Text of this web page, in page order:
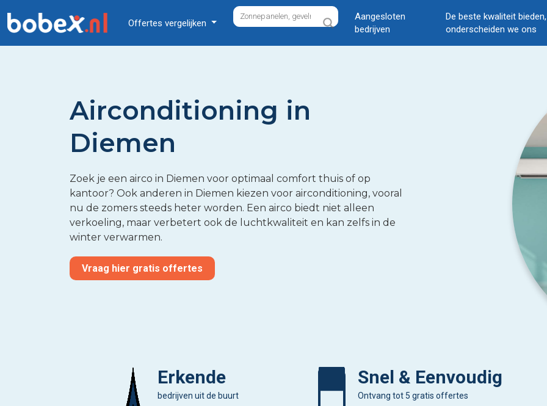
Offertes vergelijken
Aangesloten
bedrijven
De beste kwaliteit
onderscheiden we ons
Airconditioning in
Diemen
Zoek je een airco in Diemen voor optimaal comfort thuis of op
kantoor? Ook anderen in Diemen kiezen voor airconditioning, vooral
nu de zomers steeds heter worden. Een airco biedt niet alleen
verkoeling, maar verbetert ook de luchtkwaliteit en kan zelfs in de
winter verwarmen.
Vraag hier gratis offertes
Erkende
bedrijven uit de buurt
Snel & Eenvoudig
Ontvang tot 5 gratis offertes